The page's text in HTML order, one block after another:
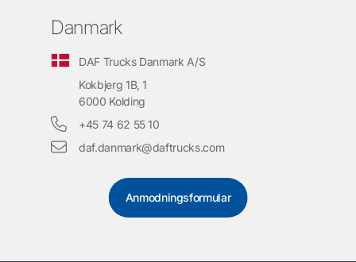
Danmark
DAF Trucks Danmark A/S
Kokbjerg 1B, 1
6000 Kolding
+45 74 62 55 10
daf.danmark@daftrucks.com
Anmodningsformular